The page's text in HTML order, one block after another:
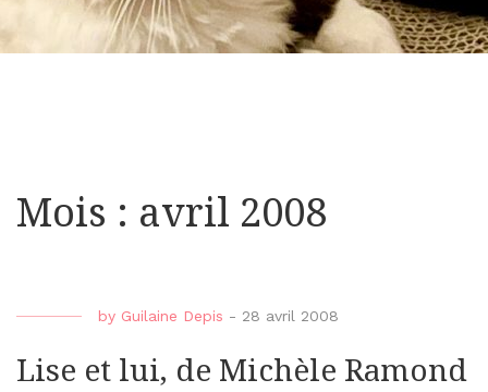
Mois : avril 2008
by Guilaine Depis - 28 avril 2008
Lise et lui, de Michèle Ramond